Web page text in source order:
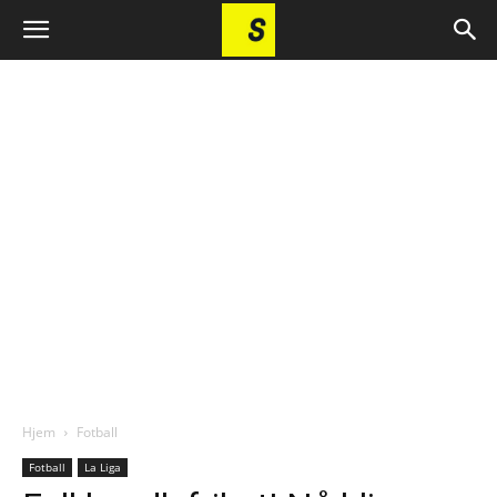
Hjem Fotball
Fotball La Liga